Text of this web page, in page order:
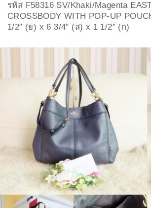
รหัส F58316 SV/Khaki/Magenta
CROSSBODY WITH POP-UP
1/2″ (ย) x 6 3/4″ (ส) x 1 1/2″ (ก)